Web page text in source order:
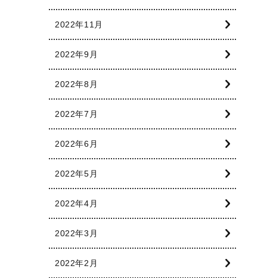
2022年11月
2022年9月
2022年8月
2022年7月
2022年6月
2022年5月
2022年4月
2022年3月
2022年2月